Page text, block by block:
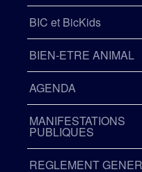
BIC et BicKids
BIEN-ETRE ANIMAL
AGENDA
MANIFESTATIONS
PUBLIQUES
REGLEMENT